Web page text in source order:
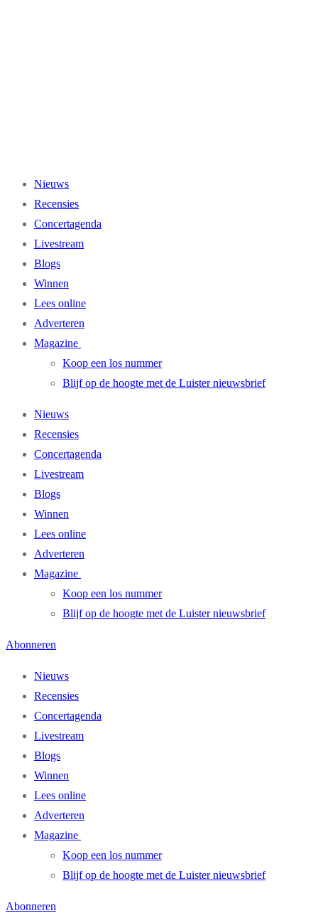
Nieuws
Recensies
Concertagenda
Livestream
Blogs
Winnen
Lees online
Adverteren
Magazine
Koop een los nummer
Blijf op de hoogte met de Luister nieuwsbrief
Nieuws
Recensies
Concertagenda
Livestream
Blogs
Winnen
Lees online
Adverteren
Magazine
Koop een los nummer
Blijf op de hoogte met de Luister nieuwsbrief
Abonneren
Nieuws
Recensies
Concertagenda
Livestream
Blogs
Winnen
Lees online
Adverteren
Magazine
Koop een los nummer
Blijf op de hoogte met de Luister nieuwsbrief
Abonneren